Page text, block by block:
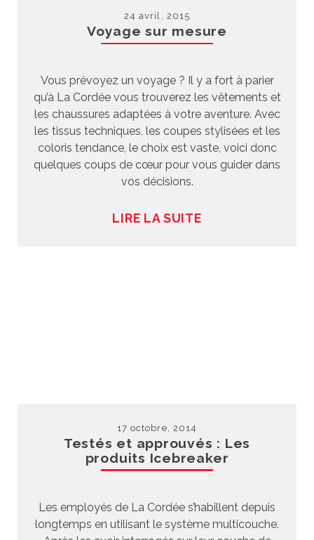
24 avril, 2015
Voyage sur mesure
Vous prévoyez un voyage ? Il y a fort à parier
qu’à La Cordée vous trouverez les vêtements et
les chaussures adaptées à votre aventure. Avec
les tissus techniques, les coupes stylisées et les
coloris tendance, le choix est vaste, voici donc
quelques coups de cœur pour vous guider dans
vos décisions.
LIRE LA SUITE
17 octobre, 2014
Testés et approuvés : Les
produits Icebreaker
Les employés de La Cordée s’habillent depuis
longtemps en utilisant le système multicouche.